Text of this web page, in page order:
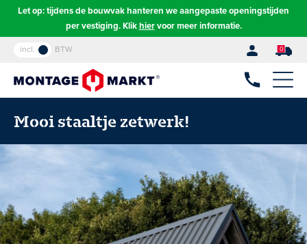
Let op: tijdens de bouwvak hanteren we aangepaste openingstijden
per vestiging. Klikhiervoor meer informatie.
incl. BTW 0
Mooi staaltje zetwerk!